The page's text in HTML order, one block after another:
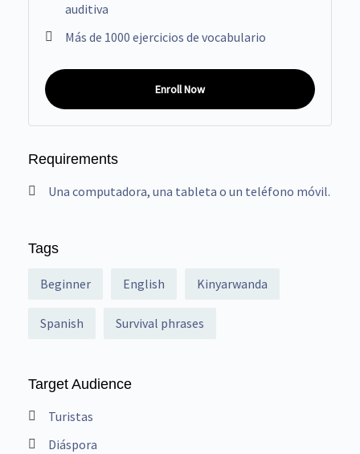
auditiva
Más de 1000 ejercicios de vocabulario
Enroll Now
Requirements
Una computadora, una tableta o un teléfono móvil.
Tags
Beginner English Kinyarwanda
Spanish Survival phrases
Target Audience
Turistas
Diáspora